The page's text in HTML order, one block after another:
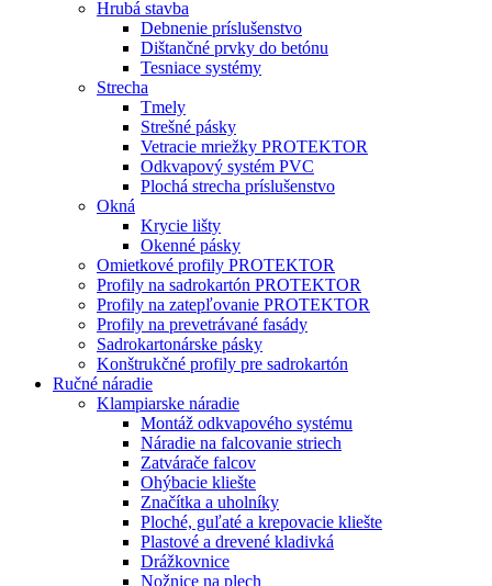
Hrubá stavba
Debnenie príslušenstvo
Dištančné prvky do betónu
Tesniace systémy
Strecha
Tmely
Strešné pásky
Vetracie mriežky PROTEKTOR
Odkvapový systém PVC
Plochá strecha príslušenstvo
Okná
Krycie lišty
Okenné pásky
Omietkové profily PROTEKTOR
Profily na sadrokartón PROTEKTOR
Profily na zatepľovanie PROTEKTOR
Profily na prevetrávané fasády
Sadrokartonárske pásky
Konštrukčné profily pre sadrokartón
Ručné náradie
Klampiarske náradie
Montáž odkvapového systému
Náradie na falcovanie striech
Zatvárače falcov
Ohýbacie kliešte
Značítka a uholníky
Ploché, guľaté a krepovacie kliešte
Plastové a drevené kladivká
Drážkovnice
Nožnice na plech